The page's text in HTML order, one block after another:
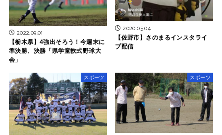
2022.09.01
【栃木県】4強出そろう！今週末に
準決勝、決勝「県学童軟式野球大
会」
2020.05.04
【佐野市】さのまるインスタライ
ブ配信
スポーツ スポーツ